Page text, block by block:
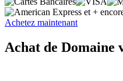
et +
Achetez maintenant
Achat de Domaine